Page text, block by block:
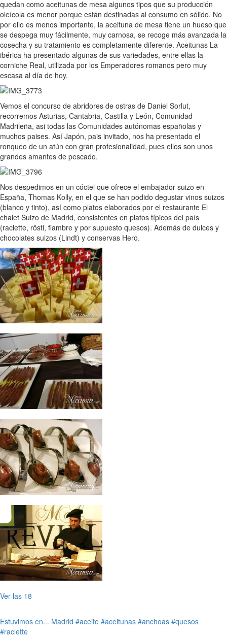
quedan como aceitunas de mesa algunos tipos que su producción
oleícola es menor porque están destinadas al consumo en sólido. No
por ello es menos importante, la aceituna de mesa tiene un hueso que
se despega muy fácilmente, muy carnosa, se recoge más avanzada la
cosecha y su tratamiento es completamente diferente. Aceitunas La
ibérica ha presentado algunas de sus variedades, entre ellas la
corniche Real, utilizada por los Emperadores romanos pero muy
escasa al día de hoy.
Vemos el concurso de abridores de ostras de Daniel Sorlut,
recorremos Asturias, Cantabria, Castilla y León, Comunidad
Madrileña, asi todas las Comunidades autónomas españolas y
muchos paises. Así Japón, pais invitado, nos ha presentado el
ronqueo de un atún con gran profesionalidad, pues ellos son unos
grandes amantes de pescado.
Nos despedimos en un cóctel que ofrece el embajador suizo en
España, Thomas Kolly, en el que se han podido degustar vinos suizos
(blanco y tinto), así como platos elaborados por el restaurante El
chalet Suizo de Madrid, consistentes en platos típicos del país
(raclette, rösti, fiambre y por supuesto quesos). Además de dulces y
chocolates suizos (Lindt) y conservas Hero.
Ver las 18
Estuvimos en... Madrid #aceite #aceitunas #anchoas #quesos
#raclette